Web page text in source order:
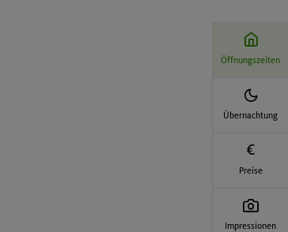
Öffnungszeiten
Übernachtung
Preise
Impressionen